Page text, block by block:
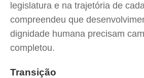
legislatura e na trajetória de
compreendeu que
dignidade humana precisam
completou.
Transição